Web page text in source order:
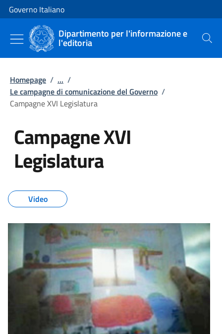
Vai al contenuto
Vai alla navigazione del sito
Governo Italiano
Dipartimento per l'informazione e
l'editoria Cerca
Homepage / ... /
Le campagne di comunicazione del Governo /
Campagne XVI Legislatura
Campagne XVI
Legislatura
Tutti i contenuti della pagina
Video